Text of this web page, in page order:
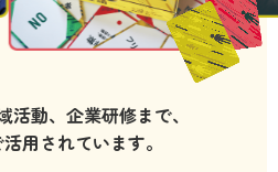
活動、企業研修まで、
用されています。